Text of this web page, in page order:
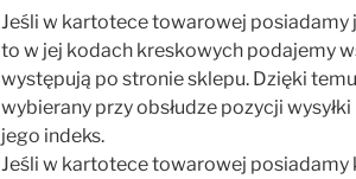
Jeśli w kartotece towarowej posiadamy
to w jej kodach kreskowych podajemy
występują po stronie sklepu. Dzięki
wybierany przy obsłudze pozycji
jego indeks.
Jeśli w kartotece towarowej posiadamy